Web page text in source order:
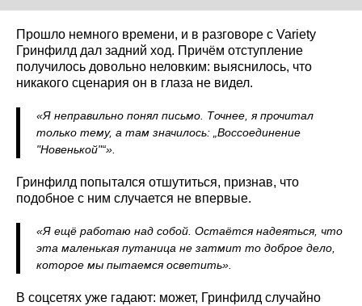
Прошло немного времени, и в разговоре с Variety
Гринфилд дал задний ход. Причём отступление
получилось довольно неловким: выяснилось, что
никакого сценария он в глаза не видел.
«Я неправильно понял письмо. Точнее, я прочитал
только тему, а там значилось: „Воссоединение
"Новенькой"“».
Гринфилд попытался отшутиться, признав, что
подобное с ним случается не впервые.
«Я ещё работаю над собой. Остаётся надеяться, что
эта маленькая путаница не затмит то доброе дело,
которое мы пытаемся осветить».
В соцсетях уже гадают: может, Гринфилд случайно